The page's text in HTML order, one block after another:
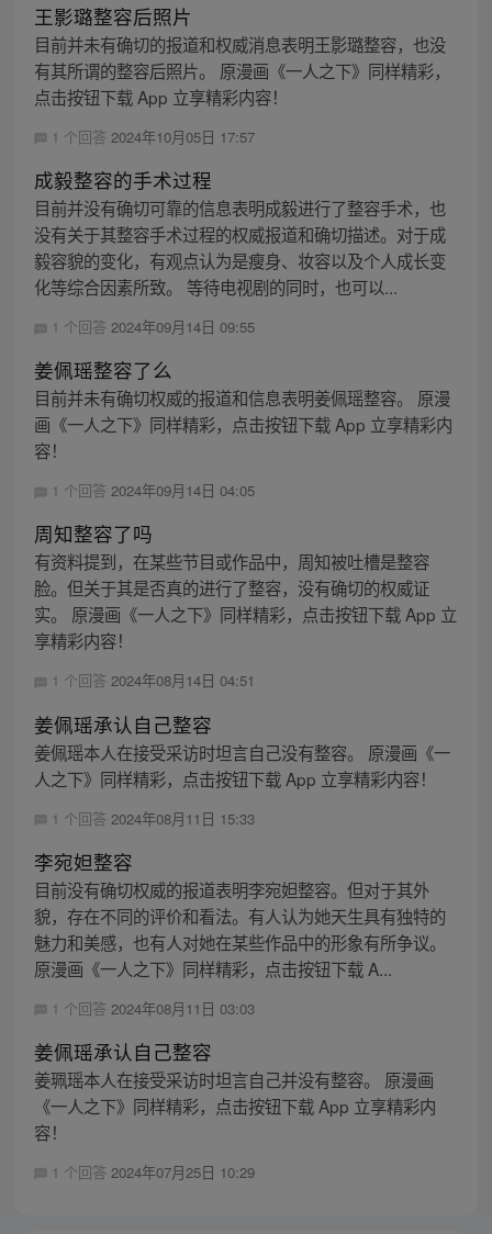
王影璐整容后照片
目前并未有确切的报道和权威消息表明王影璐整容，也没
有其所谓的整容后照片。 原漫画《一人之下》同样精彩，
点击按钮下载 App 立享精彩内容！
1 个回答 2024年10月05日 17:57
成毅整容的手术过程
目前并没有确切可靠的信息表明成毅进行了整容手术，也
没有关于其整容手术过程的权威报道和确切描述。对于成
毅容貌的变化，有观点认为是瘦身、妆容以及个人成长变
化等综合因素所致。 等待电视剧的同时，也可以...
1 个回答 2024年09月14日 09:55
姜佩瑶整容了么
目前并未有确切权威的报道和信息表明姜佩瑶整容。 原漫
画《一人之下》同样精彩，点击按钮下载 App 立享精彩内
容！
1 个回答 2024年09月14日 04:05
周知整容了吗
有资料提到，在某些节目或作品中，周知被吐槽是整容
脸。但关于其是否真的进行了整容，没有确切的权威证
实。 原漫画《一人之下》同样精彩，点击按钮下载 App 立
享精彩内容！
1 个回答 2024年08月14日 04:51
姜佩瑶承认自己整容
姜佩瑶本人在接受采访时坦言自己没有整容。 原漫画《一
人之下》同样精彩，点击按钮下载 App 立享精彩内容！
1 个回答 2024年08月11日 15:33
李宛妲整容
目前没有确切权威的报道表明李宛妲整容。但对于其外
貌，存在不同的评价和看法。有人认为她天生具有独特的
魅力和美感，也有人对她在某些作品中的形象有所争议。
原漫画《一人之下》同样精彩，点击按钮下载 A...
1 个回答 2024年08月11日 03:03
姜佩瑶承认自己整容
姜珮瑶本人在接受采访时坦言自己并没有整容。 原漫画
《一人之下》同样精彩，点击按钮下载 App 立享精彩内
容！
1 个回答 2024年07月25日 10:29